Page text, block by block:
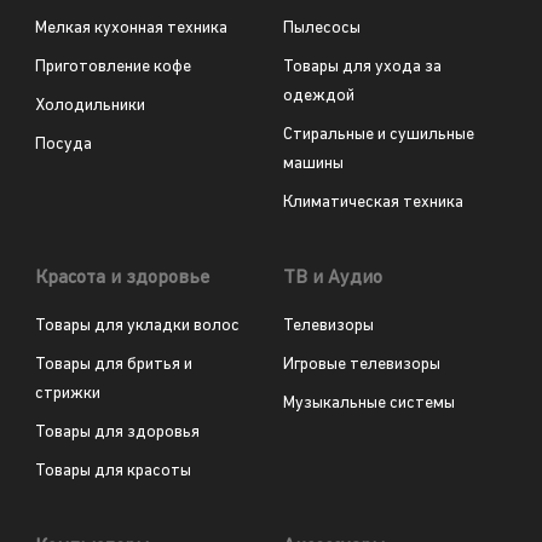
Мелкая кухонная техника
Приготовление кофе
Холодильники
Посуда
Пылесосы
Товары для ухода за
одеждой
Стиральные и сушильные
машины
Климатическая техника
Красота и здоровье
Товары для укладки волос
Товары для бритья и
стрижки
Товары для здоровья
Товары для красоты
ТВ и Аудио
Телевизоры
Игровые телевизоры
Музыкальные системы